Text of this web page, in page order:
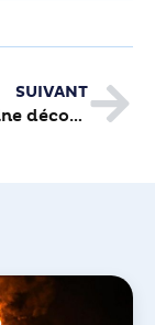
SUIVANT
Une semaine découverte pour l’espace forme et bien-être de la Piscine